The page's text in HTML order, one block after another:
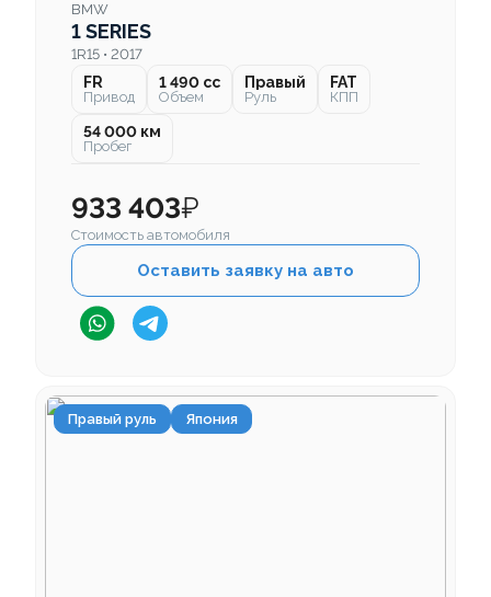
BMW
1 SERIES
1R15 • 2017
FR
Привод
1 490 cc
Объем
Правый
Руль
FAT
КПП
54 000 км
Пробег
933 403₽
Стоимость автомобиля
Оставить заявку на авто
Правый руль Япония